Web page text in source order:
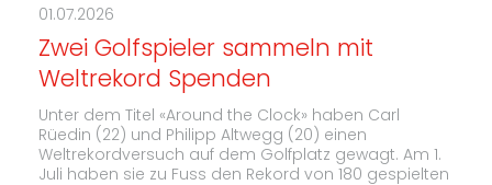
01.07.2026
Zwei Golfspieler sammeln mit
Weltrekord Spenden
Unter dem Titel «Around the Clock» haben Carl
Rüedin (22) und Philipp Altwegg (20) einen
Weltrekordversuch auf dem Golfplatz gewagt. Am 1.
Juli haben sie zu Fuss den Rekord von 180 gespielten